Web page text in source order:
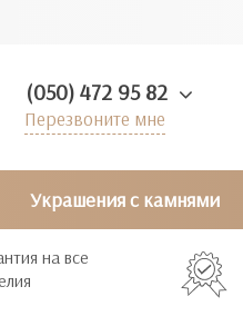
(050) 472 95 82
Перезвоните мне
Украшения с камнями
на все